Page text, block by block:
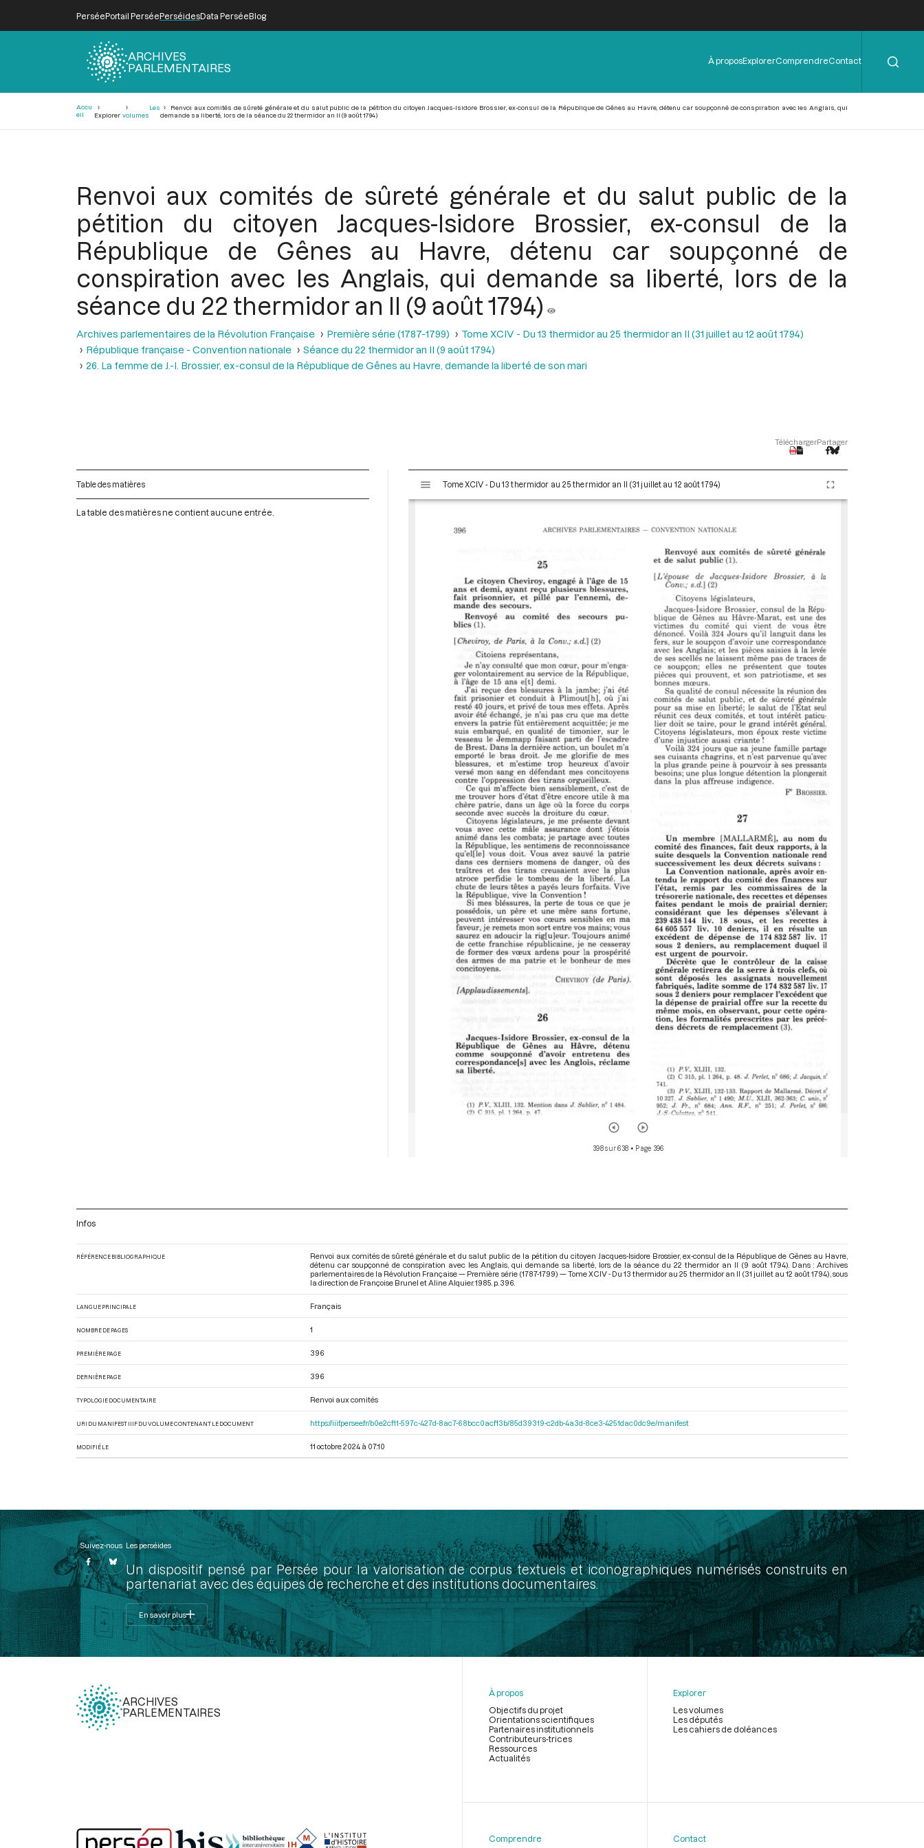
PerséePortail PerséePerséidesData PerséeBlog
ARCHIVES
PARLEMENTAIRES
Menu
de
À proposExplorerComprendreContact
Accu
eil
Explorer
Les
volumes
Renvoi aux comités de sûreté générale et du salut public de la pétition du citoyen Jacques-Isidore Brossier, ex-consul de la République de Gênes au Havre, détenu car soupçonné de conspiration avec les Anglais, qui
demande sa liberté, lors de la séance du 22 thermidor an II (9 août 1794)
Renvoi aux comités de sûreté générale et du salut public de la
pétition du citoyen Jacques-Isidore Brossier, ex-consul de la
République de Gênes au Havre, détenu car soupçonné de
conspiration avec les Anglais, qui demande sa liberté, lors de la
séance du 22 thermidor an II (9 août 1794)
Archives parlementaires de la Révolution Française Première série (1787-1799)
Tome XCIV - Du 13 thermidor au 25 thermidor an II (31 juillet au 12 août 1794)
République française - Convention nationale
Séance du 22 thermidor an II (9 août 1794)
26. La femme de J.-I. Brossier, ex-consul de la République de Gênes au Havre, demande la liberté de son mari
TéléchargerPartager
Table des matières
La table des matières ne contient aucune entrée.
s
Tome XCIV - Du 13 thermidor au 25 thermidor an II (31 juillet au 12 août 1794)
398 sur 638 • Page 396
Infos
RÉFÉRENCE BIBLIOGRAPHIQUE
Renvoi aux comités de sûreté générale et du salut public de la pétition du citoyen Jacques-Isidore Brossier, ex-consul de la République de Gênes au Havre,
détenu car soupçonné de conspiration avec les Anglais, qui demande sa liberté, lors de la séance du 22 thermidor an II (9 août 1794). Dans : Archives
parlementaires de la Révolution Française — Première série (1787-1799) — Tome XCIV - Du 13 thermidor au 25 thermidor an II (31 juillet au 12 août 1794) , sous
la direction de Françoise Brunel et Aline Alquier. 1985. p. 396.
LANGUE PRINCIPALE Français
NOMBRE DE PAGES 1
PREMIÈRE PAGE 396
DERNIÈRE PAGE 396
TYPOLOGIE DOCUMENTAIRE Renvoi aux comités
URI DU MANIFEST IIIF DU VOLUME CONTENANT LE DOCUMENT https://iiif.persee.fr/b0e2cf11-597c-427d-8ac7-68bcc0acf13b/85d39319-c2db-4a3d-8ce3-4251dac0dc9e/manifest
MODIFIÉ LE 11 octobre 2024 à 07:10
Suivez-nous Les perséides
Un dispositif pensé par Persée pour la valorisation de corpus textuels et iconographiques numérisés construits en
partenariat avec des équipes de recherche et des institutions documentaires.
En savoir plus
ARCHIVES
PARLEMENTAIRES
À propos
Objectifs du projet
Orientations scientifiques
Partenaires institutionnels
Contributeurs-trices
Ressources
Actualités
Explorer
Les volumes
Les députés
Les cahiers de doléances
Comprendre Contact